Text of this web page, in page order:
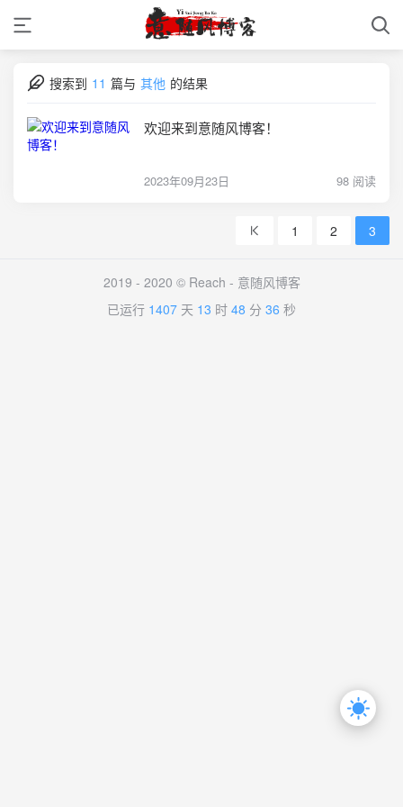
搜索到 11 篇与 其他 的结果
欢迎来到意随风博客！
2023年09月23日 98 阅读
1 2 3
2019 - 2020 © Reach - 意随风博客
已运行 1407 天 13 时 48 分 36 秒